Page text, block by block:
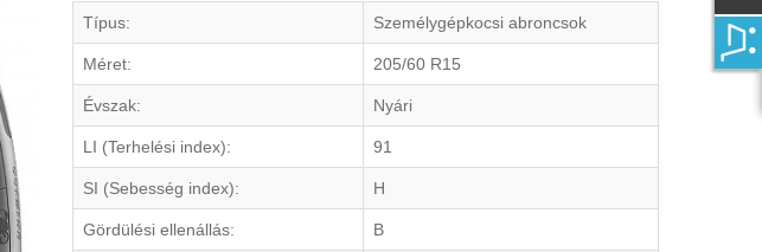
Típus: Személygépkocsi abroncsok
Méret: 205/60 R15
Évszak: Nyári
LI (Terhelési index): 91
SI (Sebesség index): H
Gördülési ellenállás: B